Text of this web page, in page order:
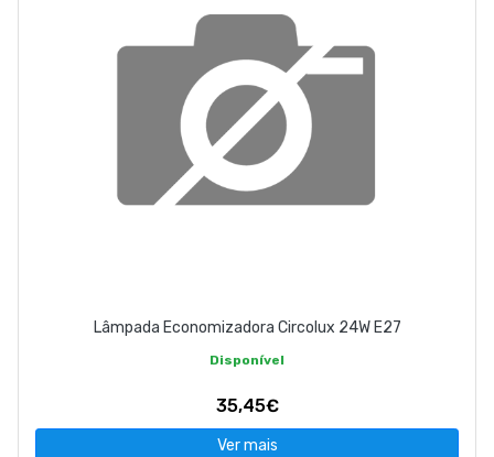
Lâmpada Economizadora Circolux 24W E27
Disponível
35,45€
Ver mais